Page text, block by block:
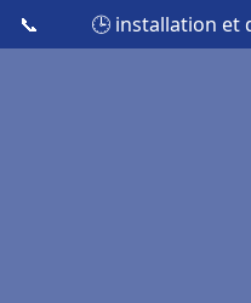
📞 🕒 installation et